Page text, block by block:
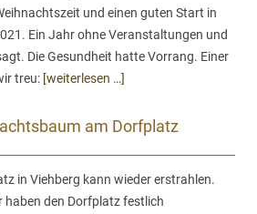
und einen guten Start in
Ein Jahr ohne Veranstaltungen und
Die Gesundheit hatte Vorrang. Einer
treu: [weiterlesen …]
am Dorfplatz
in Viehberg kann wieder erstrahlen.
haben den Dorfplatz festlich